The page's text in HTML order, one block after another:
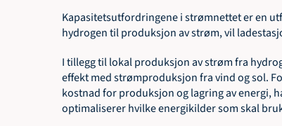
Kapasitetsutfordringene i strømnettet er en
hydrogen til produksjon av strøm, vil
I tillegg til lokal produksjon av strøm fra
effekt med strømproduksjon fra vind og sol.
kostnad for produksjon og lagring av energi,
optimaliserer hvilke energikilder som skal